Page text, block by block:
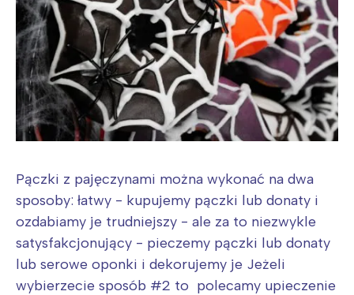
Pączki z pajęczynami można wykonać na dwa
sposoby: łatwy - kupujemy pączki lub donaty i
ozdabiamy je trudniejszy - ale za to niezwykle
satysfakcjonujący - pieczemy pączki lub donaty
lub serowe oponki i dekorujemy je Jeżeli
wybierzecie sposób #2 to polecamy upieczenie